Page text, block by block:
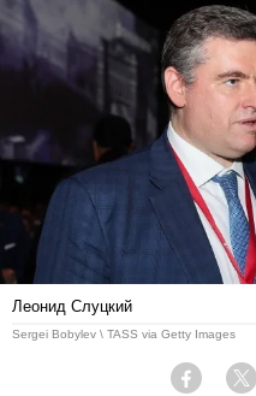
Леонид Слуцкий
Sergei Bobylev \ TASS via Getty Images
Facebook